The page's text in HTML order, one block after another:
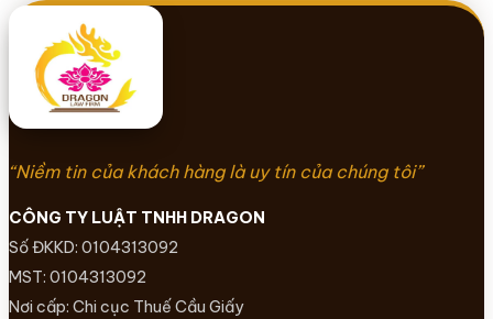
“Niềm tin của khách hàng là uy tín của chúng tôi”
CÔNG TY LUẬT TNHH DRAGON
Số ĐKKD: 0104313092
MST: 0104313092
Nơi cấp: Chi cục Thuế Cầu Giấy